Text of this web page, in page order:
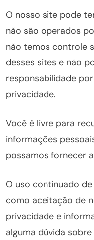
O nosso site pode
não são operados
não temos controle
desses sites e não
responsabilidade
privacidade.
Você é livre para
informações
possamos fornecer
O uso continuado
como aceitação de
privacidade e
alguma dúvida